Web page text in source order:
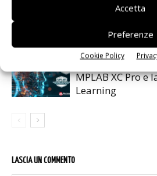
Accetta
Preferenze
Cookie Policy
Microchip lancia
Microchip:
MPLAB XC Pro e
Learning
LASCIA UN COMMENTO